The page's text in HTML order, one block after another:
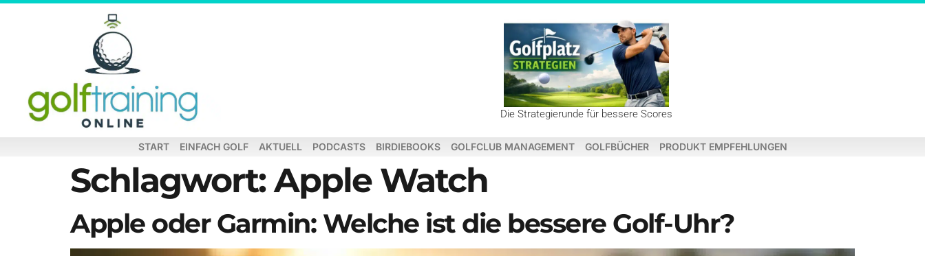
Die Strategierunde für bessere Scores
START EINFACH GOLF AKTUELL PODCASTS BIRDIEBOOKS GOLFCLUB MANAGEMENT GOLFBÜCHER PRODUKT EMPFEHLUNGEN
Schlagwort:Apple Watch
Apple oder Garmin: Welche ist die bessere Golf-Uhr?